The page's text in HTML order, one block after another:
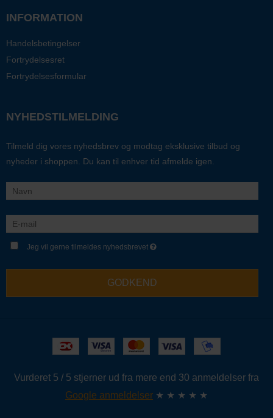
INFORMATION
Handelsbetingelser
Fortrydelsesret
Fortrydelsesformular
NYHEDSTILMELDING
Tilmeld dig vores nyhedsbrev og modtag eksklusive tilbud og
nyheder i shoppen. Du kan til enhver tid afmelde igen.
Jeg vil gerne tilmeldes nyhedsbrevet
GODKEND
Vurderet 5 / 5 stjerner ud fra mere end 30 anmeldelser fra
Google anmeldelser ★ ★ ★ ★ ★